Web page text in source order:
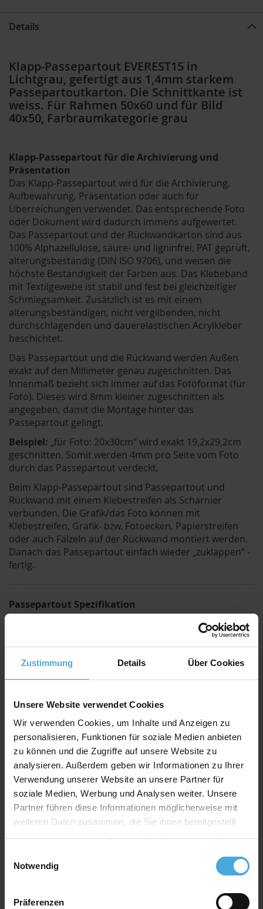
Zustimmung Details Über Cookies
Unsere Website verwendet Cookies
Wir verwenden Cookies, um Inhalte und Anzeigen zu
personalisieren, Funktionen für soziale Medien anbieten
zu können und die Zugriffe auf unsere Website zu
analysieren. Außerdem geben wir Informationen zu Ihrer
Verwendung unserer Website an unsere Partner für
soziale Medien, Werbung und Analysen weiter. Unsere
Partner führen diese Informationen möglicherweise mit
weiteren Daten zusammen, die Sie ihnen bereitgestellt
Notwendig
Präferenzen
Details
Klapp-Passepartout EVEREST15 in
Lichtgrau, gefertigt aus 1,4mm starkem
Passepartoutkarton. Die Schnittkante ist
weiss. Für Rahmen 50x60 und für Bild
40x50, Farbraumkategorie grau
Klapp-Passepartout für die Archivierung und
Präsentation
Das Klapp-Passepartout wird für die Archivierung,
Aufbewahrung, Präsentation oder auch für
Überreichungen verwendet. Das entsprechende Foto
oder Dokument wird dadurch immens aufgewertet.
Das Passepartout und der Rückwandkarton sind aus
100% Alphazellulose, säure- und ligninfrei, PAT geprüft,
alterungsbeständig (DIN ISO 9706), und weisen die
höchste Beständigkeit der Farben aus. Das Klebeband
mit Textilgewebe ist stabil und fest bei gleichzeitiger
Schmiegsamkeit. Zusätzlich ist es mit einem
alterungsbeständigen, nicht vergilbenden, nicht
durchschlagenden und dauerelastischen Acrylkleber
beschichtet.
Das Passepartout und die Rückwand werden Außen
exakt auf den Millimeter genau zugeschnitten. Das
Innenmaß bezieht sich immer auf das Fotoformat (für
Foto). Dieses wird 8mm kleiner zugeschnitten als
angegeben, damit die Montage hinter das
Passepartout gelingt.
Beispiel: „für Foto: 20x30cm“ wird exakt 19,2x29,2cm
geschnitten. Somit werden 4mm pro Seite vom Foto
durch das Passepartout verdeckt.
Beim Klapp-Passepartout sind Passepartout und
Rückwand mit einem Klebestreifen als Scharnier
verbunden. Die Grafik/das Foto können mit
Klebestreifen, Grafik- bzw. Fotoecken, Papierstreifen
oder auch Fälzeln auf der Rückwand montiert werden.
Danach das Passepartout einfach wieder „zuklappen“ -
fertig.
Passepartout Spezifikation
Stäke: 1,4mm (optional auch mit 2,0mm oder
Kern: weiß
Material: 100% Alphazellulose (
Rückwand Spezifikation
Stärke: 1,4mm
Farbe: weiß
Material: 100% Alphazellulose
Qualitativ hochwertiger Passepartoutkarton für
alle Fälle zu einem attraktiven Preis-Werte-
Die Serie „WhiteAlpha
“ steht für einen hoch weißen
erhalten durch den weißen Schrägschnitt eine klare